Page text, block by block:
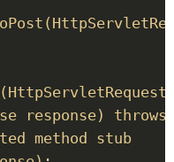
response)
method stub